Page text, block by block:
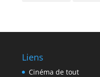
Liens
Cinéma de tout